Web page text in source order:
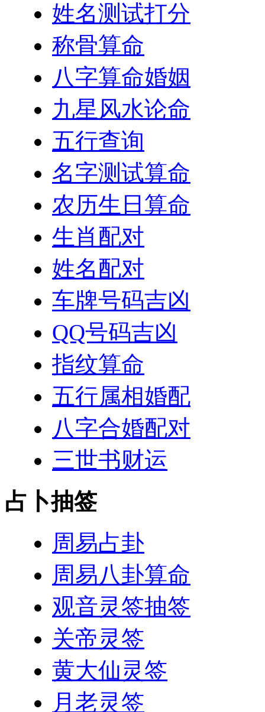
姓名测试打分
称骨算命
八字算命婚姻
九星风水论命
五行查询
名字测试算命
农历生日算命
生肖配对
姓名配对
车牌号码吉凶
QQ号码吉凶
指纹算命
五行属相婚配
八字合婚配对
三世书财运
占卜抽签
周易占卦
周易八卦算命
观音灵签抽签
关帝灵签
黄大仙灵签
月老灵签